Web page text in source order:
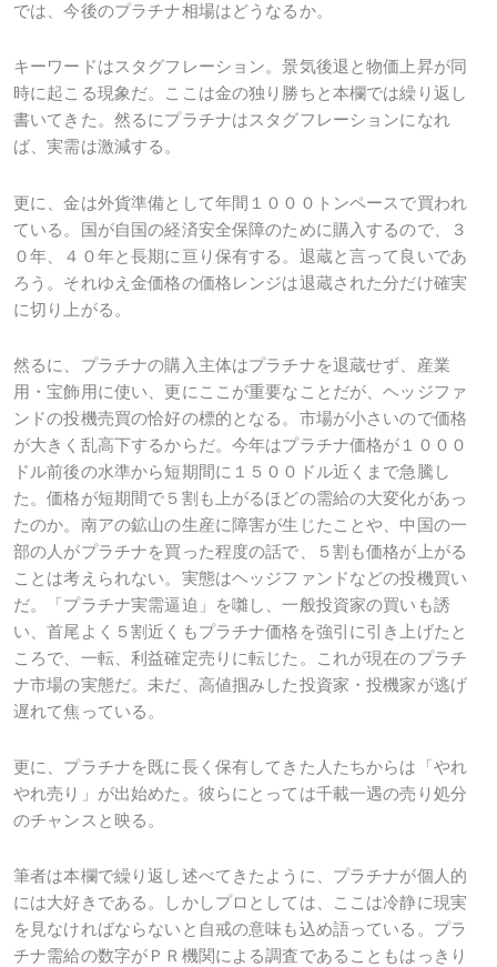
では、今後のプラチナ相場はどうなるか。
キーワードはスタグフレーション。景気後退と物価上昇が同
時に起こる現象だ。ここは金の独り勝ちと本欄では繰り返し
書いてきた。然るにプラチナはスタグフレーションになれ
ば、実需は激減する。
更に、金は外貨準備として年間１０００トンペースで買われ
ている。国が自国の経済安全保障のために購入するので、３
０年、４０年と長期に亘り保有する。退蔵と言って良いであ
ろう。それゆえ金価格の価格レンジは退蔵された分だけ確実
に切り上がる。
然るに、プラチナの購入主体はプラチナを退蔵せず、産業
用・宝飾用に使い、更にここが重要なことだが、ヘッジファ
ンドの投機売買の恰好の標的となる。市場が小さいので価格
が大きく乱高下するからだ。今年はプラチナ価格が１０００
ドル前後の水準から短期間に１５００ドル近くまで急騰し
た。価格が短期間で５割も上がるほどの需給の大変化があっ
たのか。南アの鉱山の生産に障害が生じたことや、中国の一
部の人がプラチナを買った程度の話で、５割も価格が上がる
ことは考えられない。実態はヘッジファンドなどの投機買い
だ。「プラチナ実需逼迫」を囃し、一般投資家の買いも誘
い、首尾よく５割近くもプラチナ価格を強引に引き上げたと
ころで、一転、利益確定売りに転じた。これが現在のプラチ
ナ市場の実態だ。未だ、高値掴みした投資家・投機家が逃げ
遅れて焦っている。
更に、プラチナを既に長く保有してきた人たちからは「やれ
やれ売り」が出始めた。彼らにとっては千載一遇の売り処分
のチャンスと映る。
筆者は本欄で繰り返し述べてきたように、プラチナが個人的
には大好きである。しかしプロとしては、ここは冷静に現実
を見なければならないと自戒の意味も込め語っている。プラ
チナ需給の数字がＰＲ機関による調査であることもはっきり